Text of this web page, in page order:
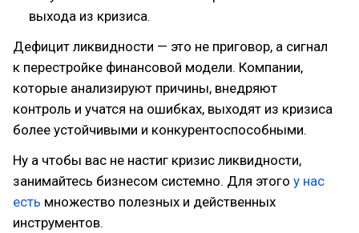
выхода из кризиса.
Дефицит ликвидности — это не приговор, а сигнал
к перестройке финансовой модели. Компании,
которые анализируют причины, внедряют
контроль и учатся на ошибках, выходят из кризиса
более устойчивыми и конкурентоспособными.
Ну а чтобы вас не настиг кризис ликвидности,
занимайтесь бизнесом системно. Для этого у нас
есть множество полезных и действенных
инструментов.